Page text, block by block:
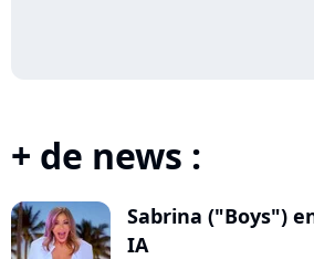
+ de news :
Sabrina ("Boys")
IA